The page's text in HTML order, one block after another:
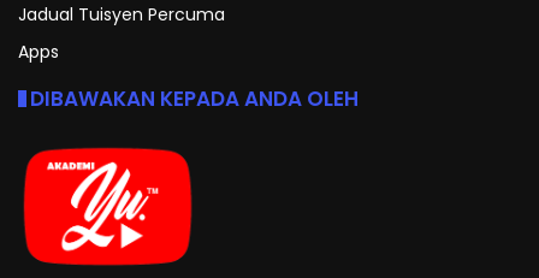
Jadual Tuisyen Percuma
Apps
DIBAWAKAN KEPADA ANDA OLEH